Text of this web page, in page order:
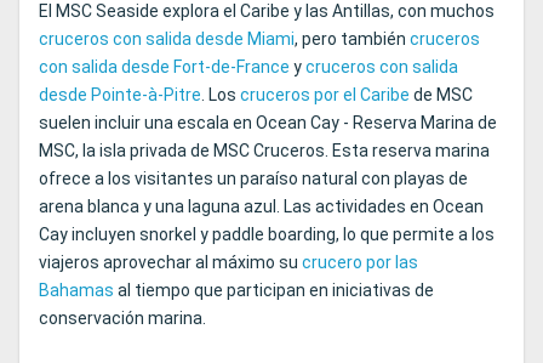
El MSC Seaside explora el Caribe y las Antillas, con muchos
cruceros con salida desde Miami, pero también cruceros
con salida desde Fort-de-France ycruceros con salida
desde Pointe-à-Pitre. Los cruceros por el Caribe de MSC
suelen incluir una escala en Ocean Cay - Reserva Marina de
MSC, la isla privada de MSC Cruceros. Esta reserva marina
ofrece a los visitantes un paraíso natural con playas de
arena blanca y una laguna azul. Las actividades en Ocean
Cay incluyen snorkel y paddle boarding, lo que permite a los
viajeros aprovechar al máximo su crucero por las
Bahamas al tiempo que participan en iniciativas de
conservación marina.